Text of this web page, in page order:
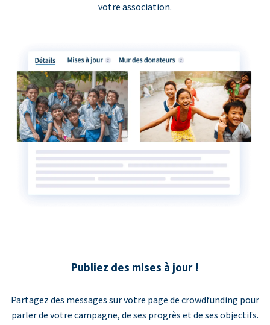
votre association.
Publiez des mises à jour !
Partagez des messages sur votre page de crowdfunding pour
parler de votre campagne, de ses progrès et de ses objectifs.